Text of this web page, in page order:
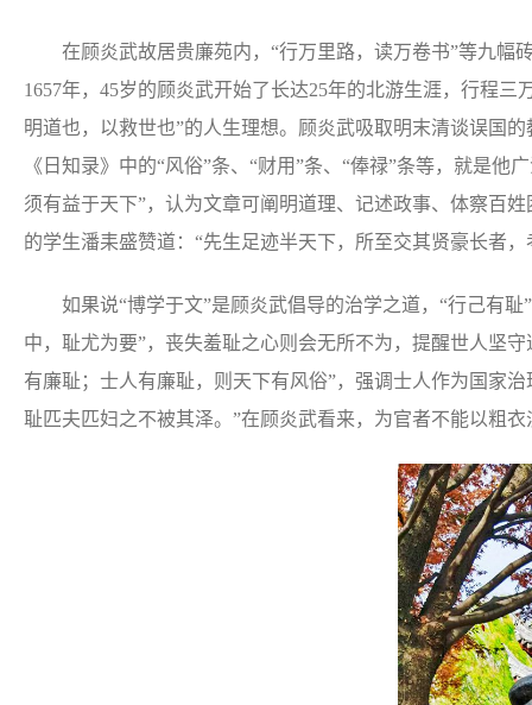
在顾炎武故居贵廉苑内，“行万里路，读万卷书”等九幅
1657年，45岁的顾炎武开始了长达25年的北游生涯，行程
明道也，以救世也”的人生理想。顾炎武吸取明末清谈误国
《日知录》中的“风俗”条、“财用”条、“俸禄”条等，就是
须有益于天下”，认为文章可阐明道理、记述政事、体察百
的学生潘耒盛赞道：“先生足迹半天下，所至交其贤豪长者
如果说“博学于文”是顾炎武倡导的治学之道，“行己有耻
中，耻尤为要”，丧失羞耻之心则会无所不为，提醒世人坚
有廉耻；士人有廉耻，则天下有风俗”，强调士人作为国家
耻匹夫匹妇之不被其泽。”在顾炎武看来，为官者不能以粗